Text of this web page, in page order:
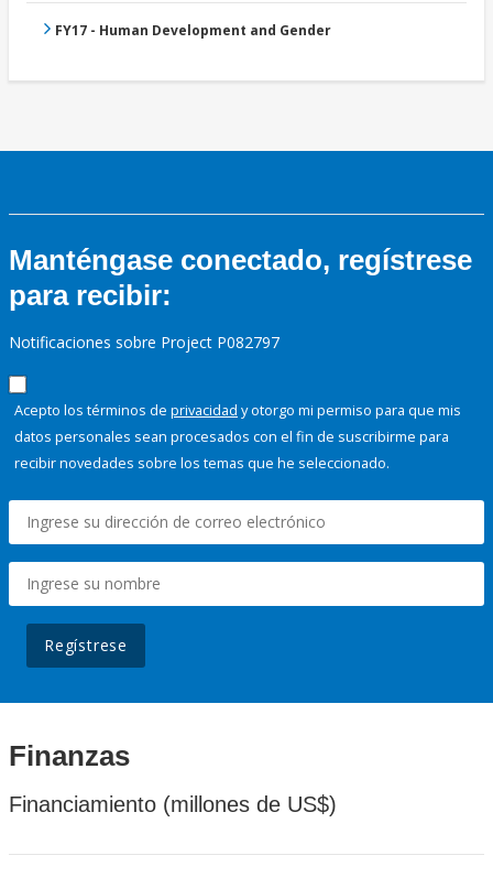
FY17 - Human Development and Gender
Manténgase conectado, regístrese
para recibir:
Notificaciones sobre Project P082797
Acepto los términos de privacidad y otorgo mi permiso para que mis
datos personales sean procesados con el fin de suscribirme para
recibir novedades sobre los temas que he seleccionado.
Regístrese
Finanzas
Financiamiento (millones de US$)